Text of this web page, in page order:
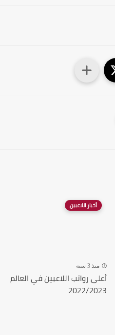
أخبار اللاعبين
منذ 3 سنة
أعلى رواتب اللاعبين في العالم
2022/2023